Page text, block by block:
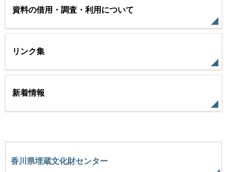
資料の借用・調査・利用について
リンク集
新着情報
香川県埋蔵文化財センター